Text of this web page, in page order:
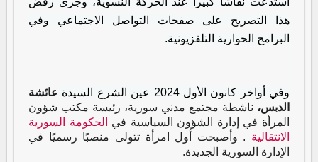
هذا التصريح على صفحات التواصل الاجتماعي وفي
البرامج الحوارية التلفزيونية.
وفي أواخر كانون الأول 2024 عين الشرع السيدة
عائشة
الدبس، ناشطة مجتمع مدني سورية، رئيسة مكتب شؤون
المرأة في إدارة الشؤون السياسية في
الحكومة السورية
الانتقالية . وأصبحت أول امرأة تتولى منصبًا رسميًا في
الإدارة السورية الجديدة.